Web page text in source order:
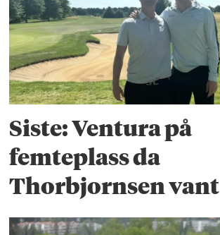
Siste: Ventura på
femteplass da
Thorbjornsen vant